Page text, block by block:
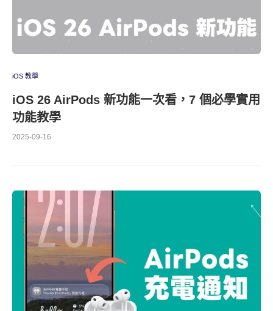
iOS 教學
iOS 26 AirPods 新功能一次看，7 個必學實用
功能教學
2025-09-16